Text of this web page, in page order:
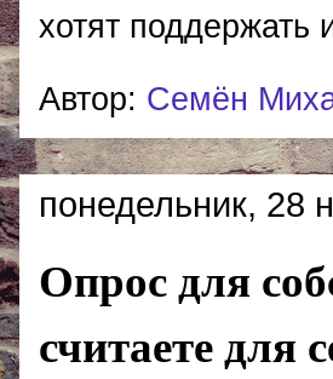
хотят поддержать
Автор: Cемён
понедельник, 28
Опрос для
считаете для